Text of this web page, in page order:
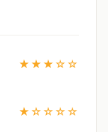
★★★☆☆
★☆☆☆☆